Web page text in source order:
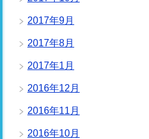
2017年9月
2017年8月
2017年1月
2016年12月
2016年11月
2016年10月